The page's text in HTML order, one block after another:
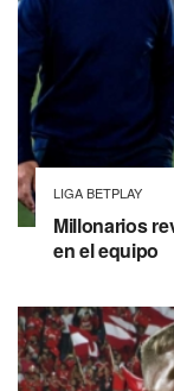
LIGA BETPLAY
Millonarios
en el equipo